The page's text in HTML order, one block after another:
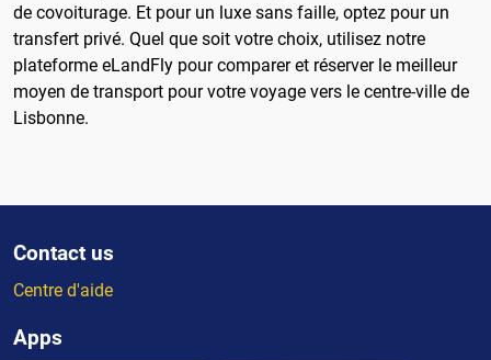
de covoiturage. Et pour un luxe sans faille, optez pour un
transfert privé. Quel que soit votre choix, utilisez notre
plateforme eLandFly pour comparer et réserver le meilleur
moyen de transport pour votre voyage vers le centre-ville de
Lisbonne.
Contact us
Centre d'aide
Apps